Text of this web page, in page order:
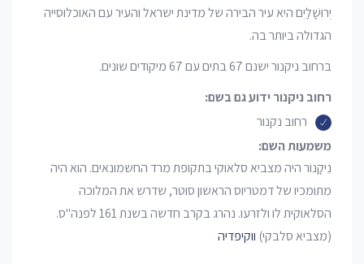
יְרוּשָׁלַיִם היא עיר הבירה של מדינת ישראל והעיר עם האוכלוסייה
הגדולה ביותר בה.
ברחוב ניקנור ישנם 67 בתים עם 67 מיקודים שונים.
רחוב ניקנור ידוע גם בשם:
רחוב נקנור
משמעות השם:
נִיקָנוֹר היה מצביא סלאוקי בתקופת מרד החשמונאים. הוא היה
מתומכיו של דמטריוס הראשון סוטר, שדרש את המלוכה
הסלאוקית לו ולזרעו. נהרג בקרב חדשה בשנת 161 לפנה"ס.
(מצביא סלבקי) ווקיפדיה